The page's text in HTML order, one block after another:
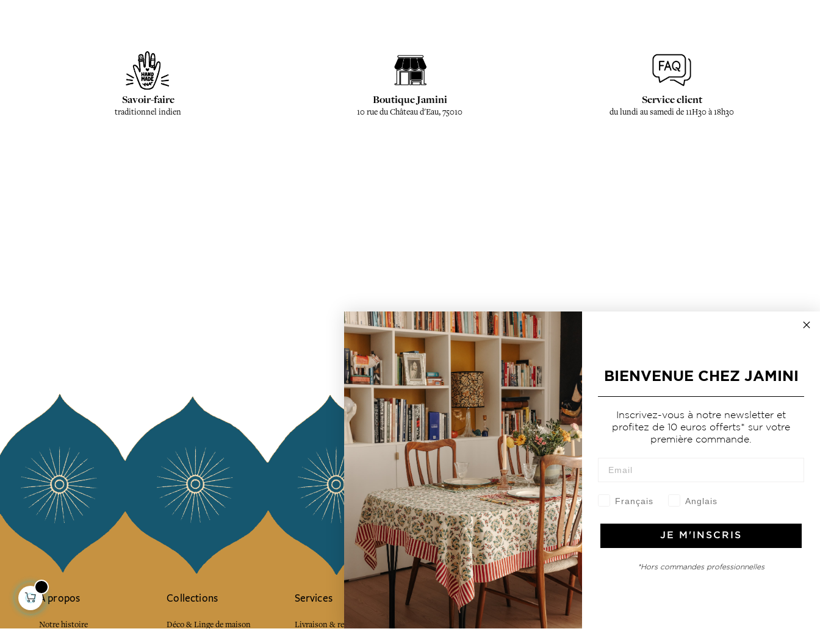
Savoir-faire
traditionnel indien
Boutique Jamini
10 rue du Château d'Eau, 75010
Service client
du lundi au samedi de 11H30 à 18h30
À propos
Notre histoire
Collections
Déco & Linge de maison
Services
Livraison & retour
L'Art de Vivre Jamini
L'art de vivre JAMINI raconté avec poésie et élégance dans votre boîte mail. Inscrivez
BIENVENUE CHEZ JAMINI
Inscrivez-vous à notre newsletter et
profitez de 10 euros offerts* sur votre
première commande.
Français Anglais
JE M'INSCRIS
*Hors commandes professionnelles